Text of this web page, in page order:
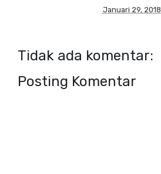
Januari 29, 2018
Tidak ada komentar:
Posting Komentar